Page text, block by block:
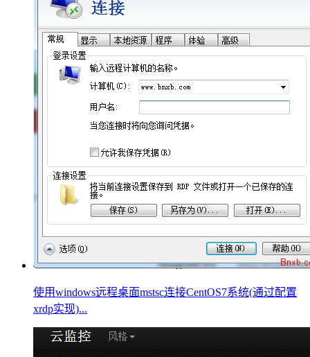
使用windows远程桌面mstsc连接CentOS7系统(通过配置
xrdp实现)...